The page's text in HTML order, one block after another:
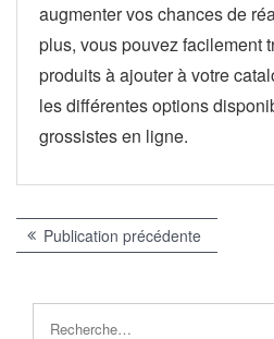
augmenter vos chances de
plus, vous pouvez facilement
produits à ajouter à votre
les différentes options
grossistes en ligne.
Navigation
l’article
Publication précédentePublication